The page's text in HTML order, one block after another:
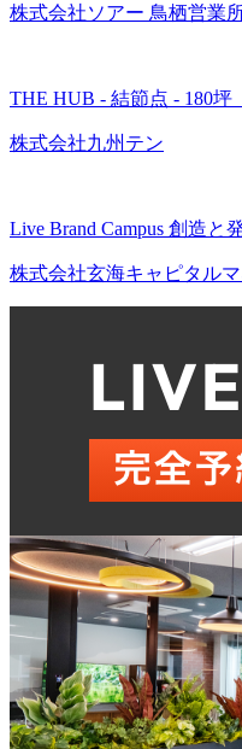
株式会社ソアー 鳥栖営業
THE HUB - 結節点 - 180坪
株式会社九州テン
Live Brand Campus 創造と
株式会社玄海キャピタル